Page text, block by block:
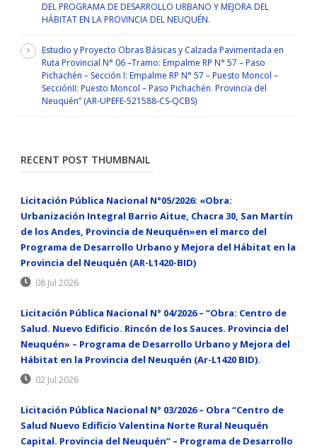
DEL PROGRAMA DE DESARROLLO URBANO Y MEJORA DEL
HÁBITAT EN LA PROVINCIA DEL NEUQUÉN.
Estudio y Proyecto Obras Básicas y Calzada Pavimentada en
Ruta Provincial N° 06 –Tramo: Empalme RP N° 57 – Paso
Pichachén – Sección I: Empalme RP N° 57 – Puesto Moncol –
SecciónII: Puesto Moncol – Paso Pichachén. Provincia del
Neuquén” (AR-UPEFE-521588-CS-QCBS)
RECENT POST THUMBNAIL
Licitación Pública Nacional N°05/2026: «Obra:
Urbanización Integral Barrio Aitue, Chacra 30, San Martín
de los Andes, Provincia de Neuquén»en el marco del
Programa de Desarrollo Urbano y Mejora del Hábitat en la
Provincia del Neuquén (AR-L1420-BID)
08 Jul 2026
Licitación Pública Nacional N° 04/2026 – “Obra: Centro de
Salud. Nuevo Edificio. Rincón de los Sauces. Provincia del
Neuquén» – Programa de Desarrollo Urbano y Mejora del
Hábitat en la Provincia del Neuquén (Ar-L1420 BID).
02 Jul 2026
Licitación Pública Nacional N° 03/2026 – Obra “Centro de
Salud Nuevo Edificio Valentina Norte Rural Neuquén
Capital. Provincia del Neuquén” – Programa de Desarrollo